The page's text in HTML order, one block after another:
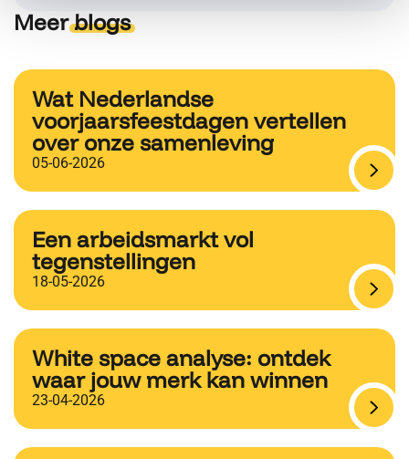
Meerblogs
Wat Nederlandse
voorjaarsfeestdagen vertellen
over onze samenleving
05-06-2026
Een arbeidsmarkt vol
tegenstellingen
18-05-2026
White space analyse: ontdek
waar jouw merk kan winnen
23-04-2026